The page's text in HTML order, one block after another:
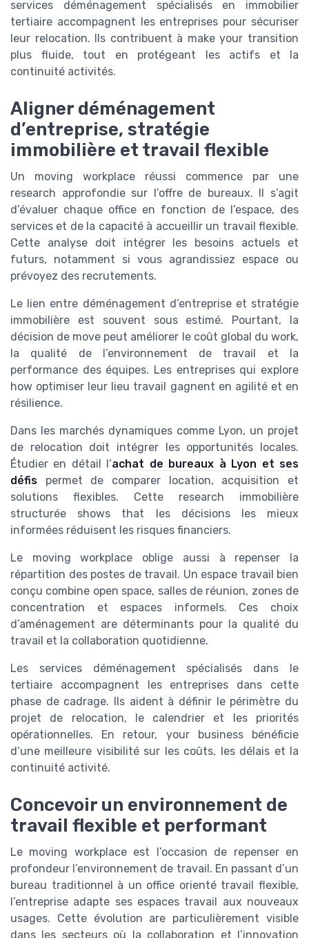
services déménagement spécialisés en immobilier
tertiaire accompagnent les entreprises pour sécuriser
leur relocation. Ils contribuent à make your transition
plus fluide, tout en protégeant les actifs et la
continuité activités.
Aligner déménagement
d’entreprise, stratégie
immobilière et travail flexible
Un moving workplace réussi commence par une
research approfondie sur l’offre de bureaux. Il s’agit
d’évaluer chaque office en fonction de l’espace, des
services et de la capacité à accueillir un travail flexible.
Cette analyse doit intégrer les besoins actuels et
futurs, notamment si vous agrandissiez espace ou
prévoyez des recrutements.
Le lien entre déménagement d’entreprise et stratégie
immobilière est souvent sous estimé. Pourtant, la
décision de move peut améliorer le coût global du work,
la qualité de l’environnement de travail et la
performance des équipes. Les entreprises qui explore
how optimiser leur lieu travail gagnent en agilité et en
résilience.
Dans les marchés dynamiques comme Lyon, un projet
de relocation doit intégrer les opportunités locales.
Étudier en détail l’achat de bureaux à Lyon et ses
défis permet de comparer location, acquisition et
solutions flexibles. Cette research immobilière
structurée shows that les décisions les mieux
informées réduisent les risques financiers.
Le moving workplace oblige aussi à repenser la
répartition des postes de travail. Un espace travail bien
conçu combine open space, salles de réunion, zones de
concentration et espaces informels. Ces choix
d’aménagement are déterminants pour la qualité du
travail et la collaboration quotidienne.
Les services déménagement spécialisés dans le
tertiaire accompagnent les entreprises dans cette
phase de cadrage. Ils aident à définir le périmètre du
projet de relocation, le calendrier et les priorités
opérationnelles. En retour, your business bénéficie
d’une meilleure visibilité sur les coûts, les délais et la
continuité activité.
Concevoir un environnement de
travail flexible et performant
Le moving workplace est l’occasion de repenser en
profondeur l’environnement de travail. En passant d’un
bureau traditionnel à un office orienté travail flexible,
l’entreprise adapte ses espaces travail aux nouveaux
usages. Cette évolution are particulièrement visible
dans les secteurs où la collaboration et l’innovation